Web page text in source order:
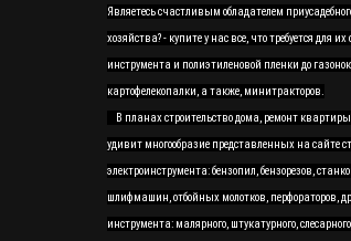
Являетесь счастливым обладателем
хозяйства? - купите у нас все, что требуется для
инструмента и полиэтиленовой пленки до
картофелекопалки, а также, минитракторов.
В планах строительство дома, ремонт
удивит многообразие представленных на сайте
электроинструмента: бензопил, бензорезов,
шлифмашин, отбойных молотков, перфораторов,
инструмента: малярного, штукатурного,